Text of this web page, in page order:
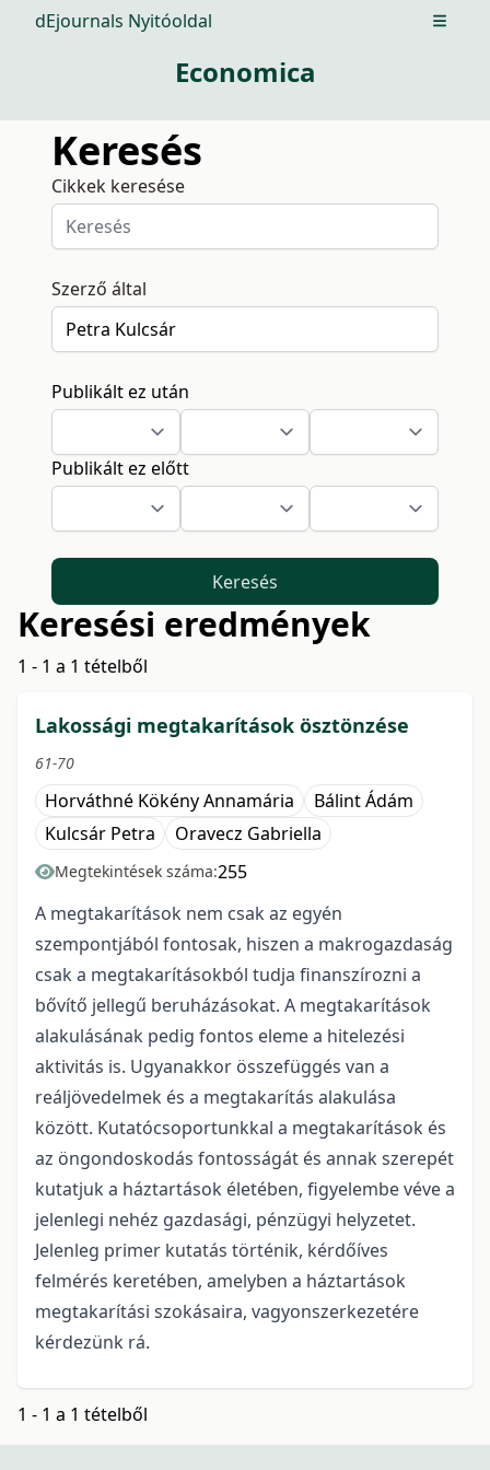
dEjournals Nyitóoldal Open
Economica
Keresés
Cikkek keresése
Szerző által
Publikált ez után
Publikált ez előtt
Keresés
Keresési eredmények
1 - 1 a 1 tételből
Lakossági megtakarítások ösztönzése
61-70
Horváthné Kökény Annamária
Bálint Ádám
Kulcsár Petra
Oravecz Gabriella
Megtekintések száma:255
A megtakarítások nem csak az egyén
szempontjából fontosak, hiszen a makrogazdaság
csak a megtakarításokból tudja finanszírozni a
bővítő jellegű beruházásokat. A megtakarítások
alakulásának pedig fontos eleme a hitelezési
aktivitás is. Ugyanakkor összefüggés van a
reáljövedelmek és a megtakarítás alakulása
között. Kutatócsoportunkkal a megtakarítások és
az öngondoskodás fontosságát és annak szerepét
kutatjuk a háztartások életében, figyelembe véve a
jelenlegi nehéz gazdasági, pénzügyi helyzetet.
Jelenleg primer kutatás történik, kérdőíves
felmérés keretében, amelyben a háztartások
megtakarítási szokásaira, vagyonszerkezetére
kérdezünk rá.
1 - 1 a 1 tételből